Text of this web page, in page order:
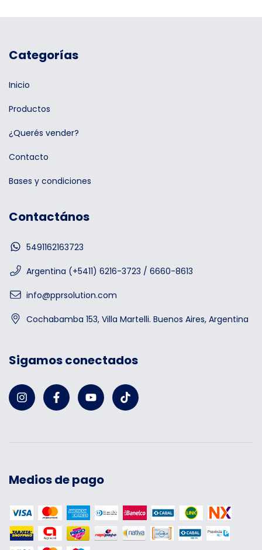
Categorías
Inicio
Productos
¿Querés vender?
Contacto
Bases y condiciones
Contactános
5491162163723
Argentina (+5411) 6216-3723 / 6660-8613
info@pprsolution.com
Cochabamba 153, Villa Martelli. Buenos Aires, Argentina
Sigamos conectados
Medios de pago